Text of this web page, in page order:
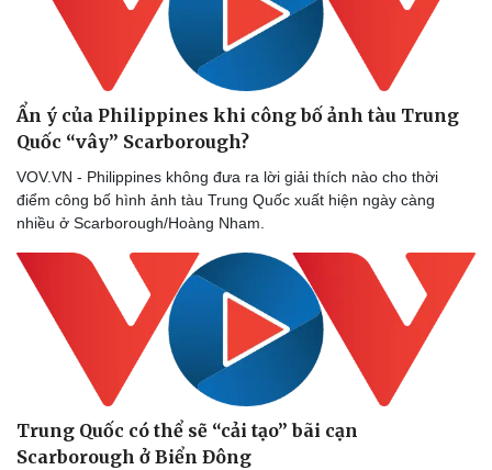
Thể thao
Bóng đá
Lịch thi đấu bóng đá
Thế giới thể thao
eSports
Hậu trường
Ô tô - Xe máy
Xe máy
Tư vấn
Ẩn ý của Philippines khi công bố ảnh tàu Trung
Quốc “vây” Scarborough?
VOV.VN - Philippines không đưa ra lời giải thích nào cho thời
điểm công bố hình ảnh tàu Trung Quốc xuất hiện ngày càng
nhiều ở Scarborough/Hoàng Nham.
Trung Quốc có thể sẽ “cải tạo” bãi cạn
Scarborough ở Biển Đông